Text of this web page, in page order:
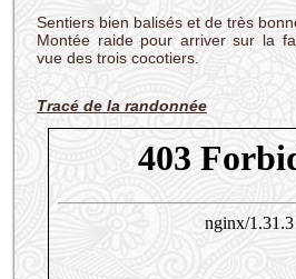
Sentiers bien balisés et de très
Montée raide pour arriver sur la
vue des trois cocotiers.
Tracé de la randonnée